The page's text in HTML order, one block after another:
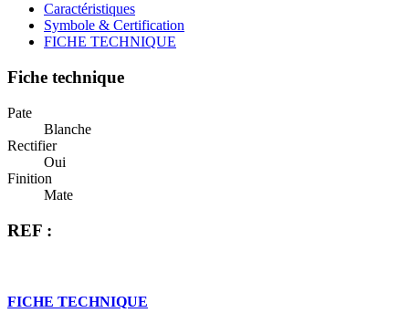
Caractéristiques
Symbole & Certification
FICHE TECHNIQUE
Fiche technique
Pate
Blanche
Rectifier
Oui
Finition
Mate
REF :
FICHE TECHNIQUE